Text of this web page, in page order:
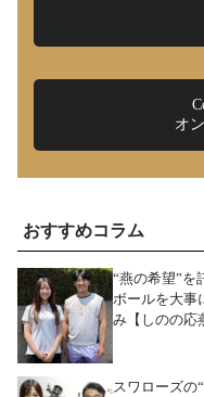
オ
おすすめコラム
“燕の希望”
ボールを大事
み【しのの応
スワローズ